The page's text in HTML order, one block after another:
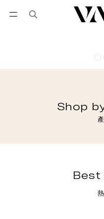
優
Shop
Best